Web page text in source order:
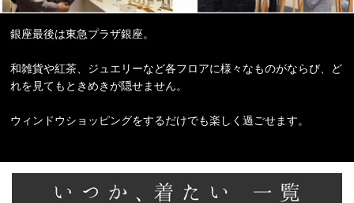
銀座最後は東急プラザ銀座。
和雑貨や紅茶、ジュエリーなど各フロアに様々なものがならび、ど
れを見てもときめきが隠せません。
ウィンドウショッピングをするだけでも楽しく過ごせます。